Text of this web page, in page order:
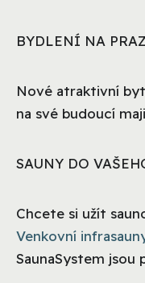
BYDLENÍ NA
Nové atraktivní
na své budoucí
SAUNY DO
Chcete si užít
Venkovní
SaunaSystem jsou